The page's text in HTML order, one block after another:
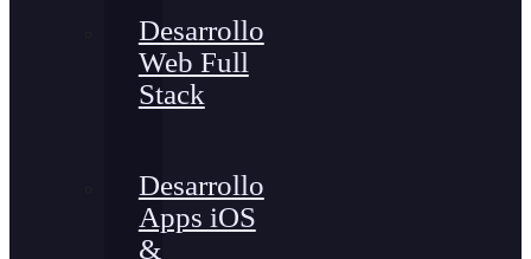
Desarrollo
Web Full
Stack
Desarrollo
Apps iOS
&